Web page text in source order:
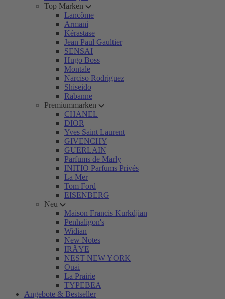
Top Marken
Lancôme
Armani
Kérastase
Jean Paul Gaultier
SENSAI
Hugo Boss
Montale
Narciso Rodriguez
Shiseido
Rabanne
Premiummarken
CHANEL
DIOR
Yves Saint Laurent
GIVENCHY
GUERLAIN
Parfums de Marly
INITIO Parfums Privés
La Mer
Tom Ford
EISENBERG
Neu
Maison Francis Kurkdjian
Penhaligon's
Widian
New Notes
IRÄYE
NEST NEW YORK
Ouai
La Prairie
TYPEBEA
Angebote & Bestseller